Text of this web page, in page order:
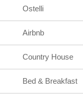
Ostelli
Airbnb
Country House
Bed & Breakfast